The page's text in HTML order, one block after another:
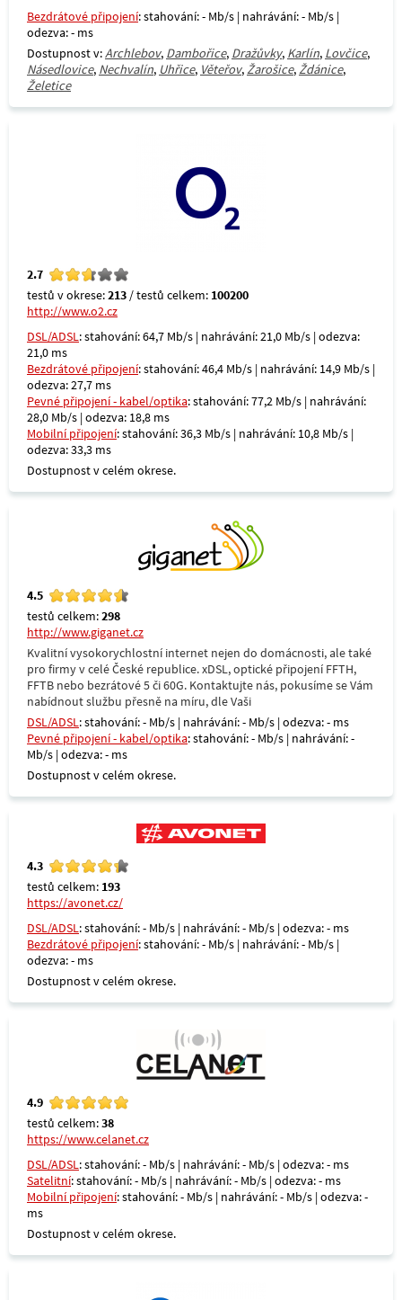
Bezdrátové připojení: stahování: - Mb/s | nahrávání: - Mb/s |
odezva: - ms
Dostupnost v:Archlebov, Dambořice, Dražůvky, Karlín, Lovčice,
Násedlovice, Nechvalín, Uhřice, Věteřov,Žarošice,Ždánice,
Želetice
2.7
testů v okrese:213 / testů celkem: 100200
http://www.o2.cz
DSL/ADSL: stahování: 64,7 Mb/s | nahrávání: 21,0 Mb/s | odezva:
21,0 ms
Bezdrátové připojení: stahování: 46,4 Mb/s | nahrávání: 14,9 Mb/s |
odezva: 27,7 ms
Pevné připojení - kabel/optika: stahování: 77,2 Mb/s | nahrávání:
28,0 Mb/s | odezva: 18,8 ms
Mobilní připojení: stahování: 36,3 Mb/s | nahrávání: 10,8 Mb/s |
odezva: 33,3 ms
Dostupnost v celém okrese.
4.5
testů celkem:298
http://www.giganet.cz
Kvalitní vysokorychlostní internet nejen do domácnosti, ale také
pro firmy v celé České republice. xDSL, optické připojení FFTH,
FFTB nebo bezrátové 5 či 60G. Kontaktujte nás, pokusíme se Vám
nabídnout službu přesně na míru, dle Vaši
DSL/ADSL: stahování: - Mb/s | nahrávání: - Mb/s | odezva: - ms
Pevné připojení - kabel/optika: stahování: - Mb/s | nahrávání: -
Mb/s | odezva: - ms
Dostupnost v celém okrese.
4.3
testů celkem: 193
https://avonet.cz/
DSL/ADSL: stahování: - Mb/s | nahrávání: - Mb/s | odezva: - ms
Bezdrátové připojení: stahování: - Mb/s | nahrávání: - Mb/s |
odezva: - ms
Dostupnost v celém okrese.
4.9
testů celkem:38
https://www.celanet.cz
DSL/ADSL: stahování: - Mb/s | nahrávání: - Mb/s | odezva: - ms
Satelitní: stahování: - Mb/s | nahrávání: - Mb/s | odezva: - ms
Mobilní připojení: stahování: - Mb/s | nahrávání: - Mb/s | odezva: -
ms
Dostupnost v celém okrese.